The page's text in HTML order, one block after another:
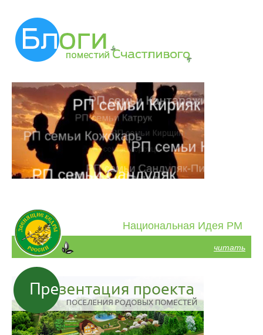
Национальная Идея РМ
читать